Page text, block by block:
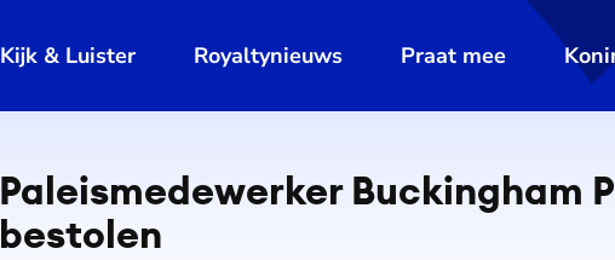
Kijk & Luister Royaltynieuws Praat mee
Pa­leis­me­de­wer­ker Buckingham
bestolen